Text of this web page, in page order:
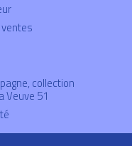
collection
Veuve 51